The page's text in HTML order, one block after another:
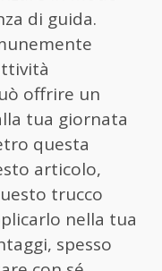
di guida.
offrire un
tua giornata
questa
articolo,
trucco
nella tua
spesso